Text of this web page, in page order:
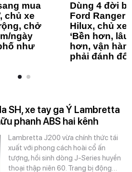
mua
chủ xe
chở
ngày
như
Dùng 4 đời
Ford Ranger
Hilux, chủ xe
‘Bền hơn,
hơn, vận
phải đánh
SH, xe tay ga Ý Lambretta
phanh ABS hai kênh
Lambretta J200 vừa chính thức tái
xuất với phong cách hoài cổ ấn
tượng, hồi sinh dòng J-Series huyền
thoại thập niên 60. Trang bị động…